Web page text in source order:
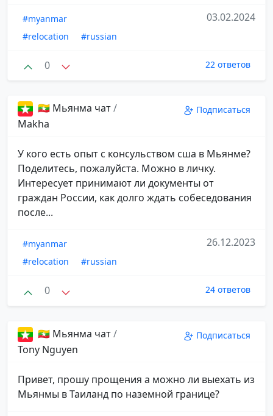
#myanmar
#relocation
#russian
03.02.2024
0 22 ответов
🇲🇲 Мьянма чат/
Makha
Подписаться
У кого есть опыт с консульством сша в Мьянме?
Поделитесь, пожалуйста. Можно в личку.
Интересует принимают ли документы от
граждан России, как долго ждать собеседования
после...
#myanmar
#relocation
#russian
26.12.2023
0 24 ответов
🇲🇲 Мьянма чат/
Tony Nguyen
Подписаться
Привет, прошу прощения а можно ли выехать из
Мьянмы в Таиланд по наземной границе?